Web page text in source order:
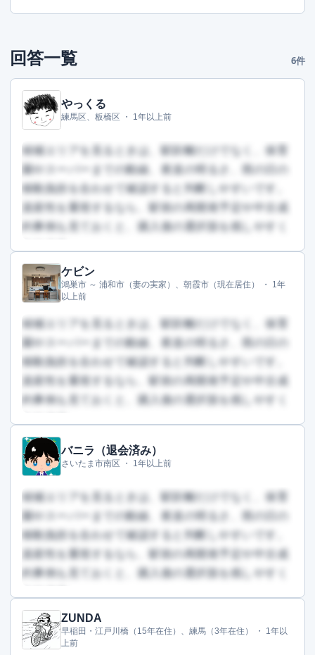
回答一覧 6件
やっくる
練馬区、板橋区 ・ 1年以上前
候補エリアを見るときは、駅距離だけでなく、保育
園やスーパーまでの動線、夜道の明るさ、雨の日の
移動負担を合わせて確認すると判断しやすいです。
資産性を重視するなら、駅前の再開発予定や中古成
約事例も見ておくと、購入後の選択肢を残しやすく
この回答を読むには会員登録が必要です
（文字数：488文字）
ケビン
鴻巣市 ～ 浦和市（妻の実家）、朝霞市（現在居住） ・ 1年
以上前
候補エリアを見るときは、駅距離だけでなく、保育
園やスーパーまでの動線、夜道の明るさ、雨の日の
移動負担を合わせて確認すると判断しやすいです。
資産性を重視するなら、駅前の再開発予定や中古成
約事例も見ておくと、購入後の選択肢を残しやすく
この回答を読むには会員登録が必要です
（文字数：335文字）
バニラ（退会済み）
さいたま市南区 ・ 1年以上前
候補エリアを見るときは、駅距離だけでなく、保育
園やスーパーまでの動線、夜道の明るさ、雨の日の
移動負担を合わせて確認すると判断しやすいです。
資産性を重視するなら、駅前の再開発予定や中古成
約事例も見ておくと、購入後の選択肢を残しやすく
この回答を読むには会員登録が必要です
（文字数：784文字）
ZUNDA
早稲田・江戸川橋（15年在住）、練馬（3年在住） ・ 1年以
上前